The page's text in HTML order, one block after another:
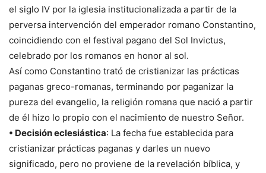
el siglo IV por la iglesia institucionalizada a partir de la
perversa intervención del emperador romano Constantino,
coincidiendo con el festival pagano del Sol Invictus,
celebrado por los romanos en honor al sol.
Así como Constantino trató de cristianizar las prácticas
paganas greco-romanas, terminando por paganizar la
pureza del evangelio, la religión romana que nació a partir
de él hizo lo propio con el nacimiento de nuestro Señor.
• Decisión eclesiástica: La fecha fue establecida para
cristianizar prácticas paganas y darles un nuevo
significado, pero no proviene de la revelación bíblica, y